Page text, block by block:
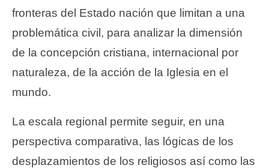
fronteras del Estado nación que limitan a una
problemática civil, para analizar la dimensión
de la concepción cristiana, internacional por
naturaleza, de la acción de la Iglesia en el
mundo.
La escala regional permite seguir, en una
perspectiva comparativa, las lógicas de los
desplazamientos de los religiosos así como las